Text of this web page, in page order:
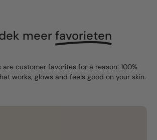
meerfavorieten
customer favorites for a reason: 100%
works, glows and feels good on your skin.